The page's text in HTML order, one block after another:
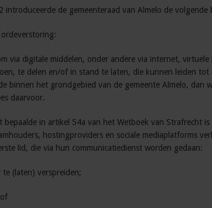
introduceerde de gemeenteraad van Almelo de volgende
via digitale middelen, onder andere via internet, virtuele
te delen en/of in stand te laten, die kunnen leiden tot
binnen het grondgebied van de gemeente Almelo, dan
daarvoor.
bepaalde in artikel 54a van het Wetboek van Strafrecht is
hostingproviders en sociale mediaplatforms
lid, die via hun communicatiedienst worden gedaan:
(laten) verspreiden;